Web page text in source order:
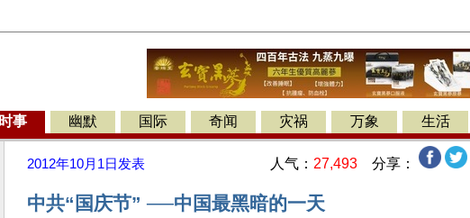
时事 幽默 国际 奇闻 灾祸 万象 生活
2012年10月1日 发表 人气： 27,493 分享：
中共“国庆节” ──中国最黑暗的一天